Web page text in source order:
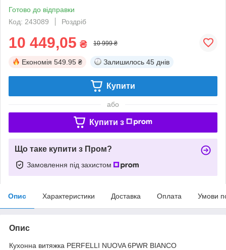
Готово до відправки
Код: 243089
Роздріб
10 449,05 ₴ 10 999 ₴
Економія 549.95 ₴ Залишилось 45 днів
Купити
або
Купити з
Що таке купити з Пром?
Замовлення під захистом
Опис Характеристики Доставка Оплата Умови
Опис
Кухонна витяжка PERFELLI NUOVA 6PWR BIANCO